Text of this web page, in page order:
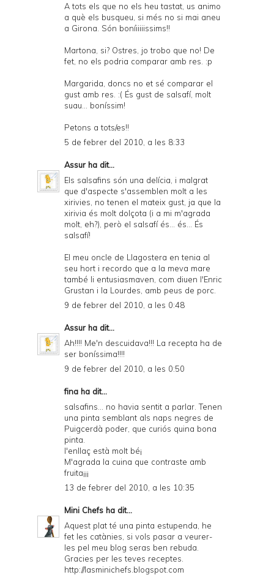
A tots els que no els heu tastat, us animo
a què els busqueu, si més no si mai aneu
a Girona. Són boníiiiiissims!!
Martona, si? Ostres, jo trobo que no! De
fet, no els podria comparar amb res. :p
Margarida, doncs no et sé comparar el
gust amb res. :( És gust de salsafí, molt
suau... boníssim!
Petons a tots/es!!
5 de febrer del 2010, a les 8:33
Assur ha dit...
Els salsafins són una delícia, i malgrat
que d'aspecte s'assemblen molt a les
xirivies, no tenen el mateix gust, ja que la
xirivia és molt dolçota (i a mi m'agrada
molt, eh?), però el salsafí és... és... És
salsafí!
El meu oncle de Llagostera en tenia al
seu hort i recordo que a la meva mare
també li entusiasmaven, com diuen l'Enric
Grustan i la Lourdes, amb peus de porc.
9 de febrer del 2010, a les 0:48
Assur ha dit...
Ah!!!! Me'n descuidava!!! La recepta ha de
ser boníssima!!!!
9 de febrer del 2010, a les 0:50
fina ha dit...
salsafins... no havia sentit a parlar. Tenen
una pinta semblant als naps negres de
Puigcerdà poder, que curiós quina bona
pinta.
l'enllaç està molt bé¡
M'agrada la cuina que contraste amb
fruita¡¡¡
13 de febrer del 2010, a les 10:35
Mini Chefs ha dit...
Aquest plat té una pinta estupenda, he
fet les catànies, si vols pasar a veurer-
les pel meu blog seras ben rebuda.
Gracies per les teves receptes.
http://lasminichefs.blogspot.com